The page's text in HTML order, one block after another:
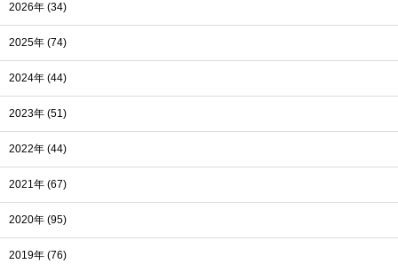
2026年 (34)
2025年 (74)
2024年 (44)
2023年 (51)
2022年 (44)
2021年 (67)
2020年 (95)
2019年 (76)